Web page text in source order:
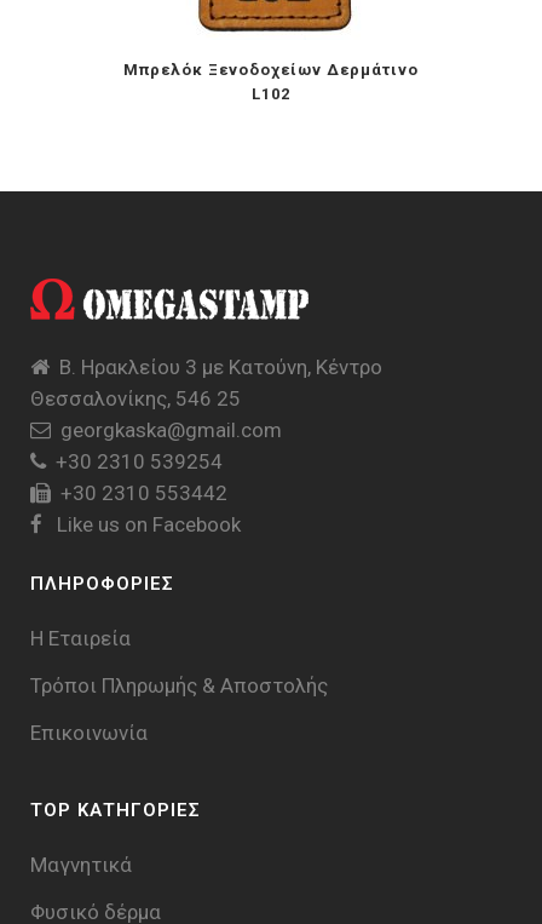
Μπρελόκ Ξενοδοχείων Δερμάτινο
L102
Β. Ηρακλείου 3 με Κατούνη, Κέντρο
Θεσσαλονίκης, 546 25
georgkaska@gmail.com
+30 2310 539254
+30 2310 553442
Like us on Facebook
ΠΛΗΡΟΦΟΡΙΕΣ
Η Εταιρεία
Τρόποι Πληρωμής & Aποστολής
Επικοινωνία
TOP ΚΑΤΗΓΟΡΙΕΣ
Μαγνητικά
Φυσικό δέρμα